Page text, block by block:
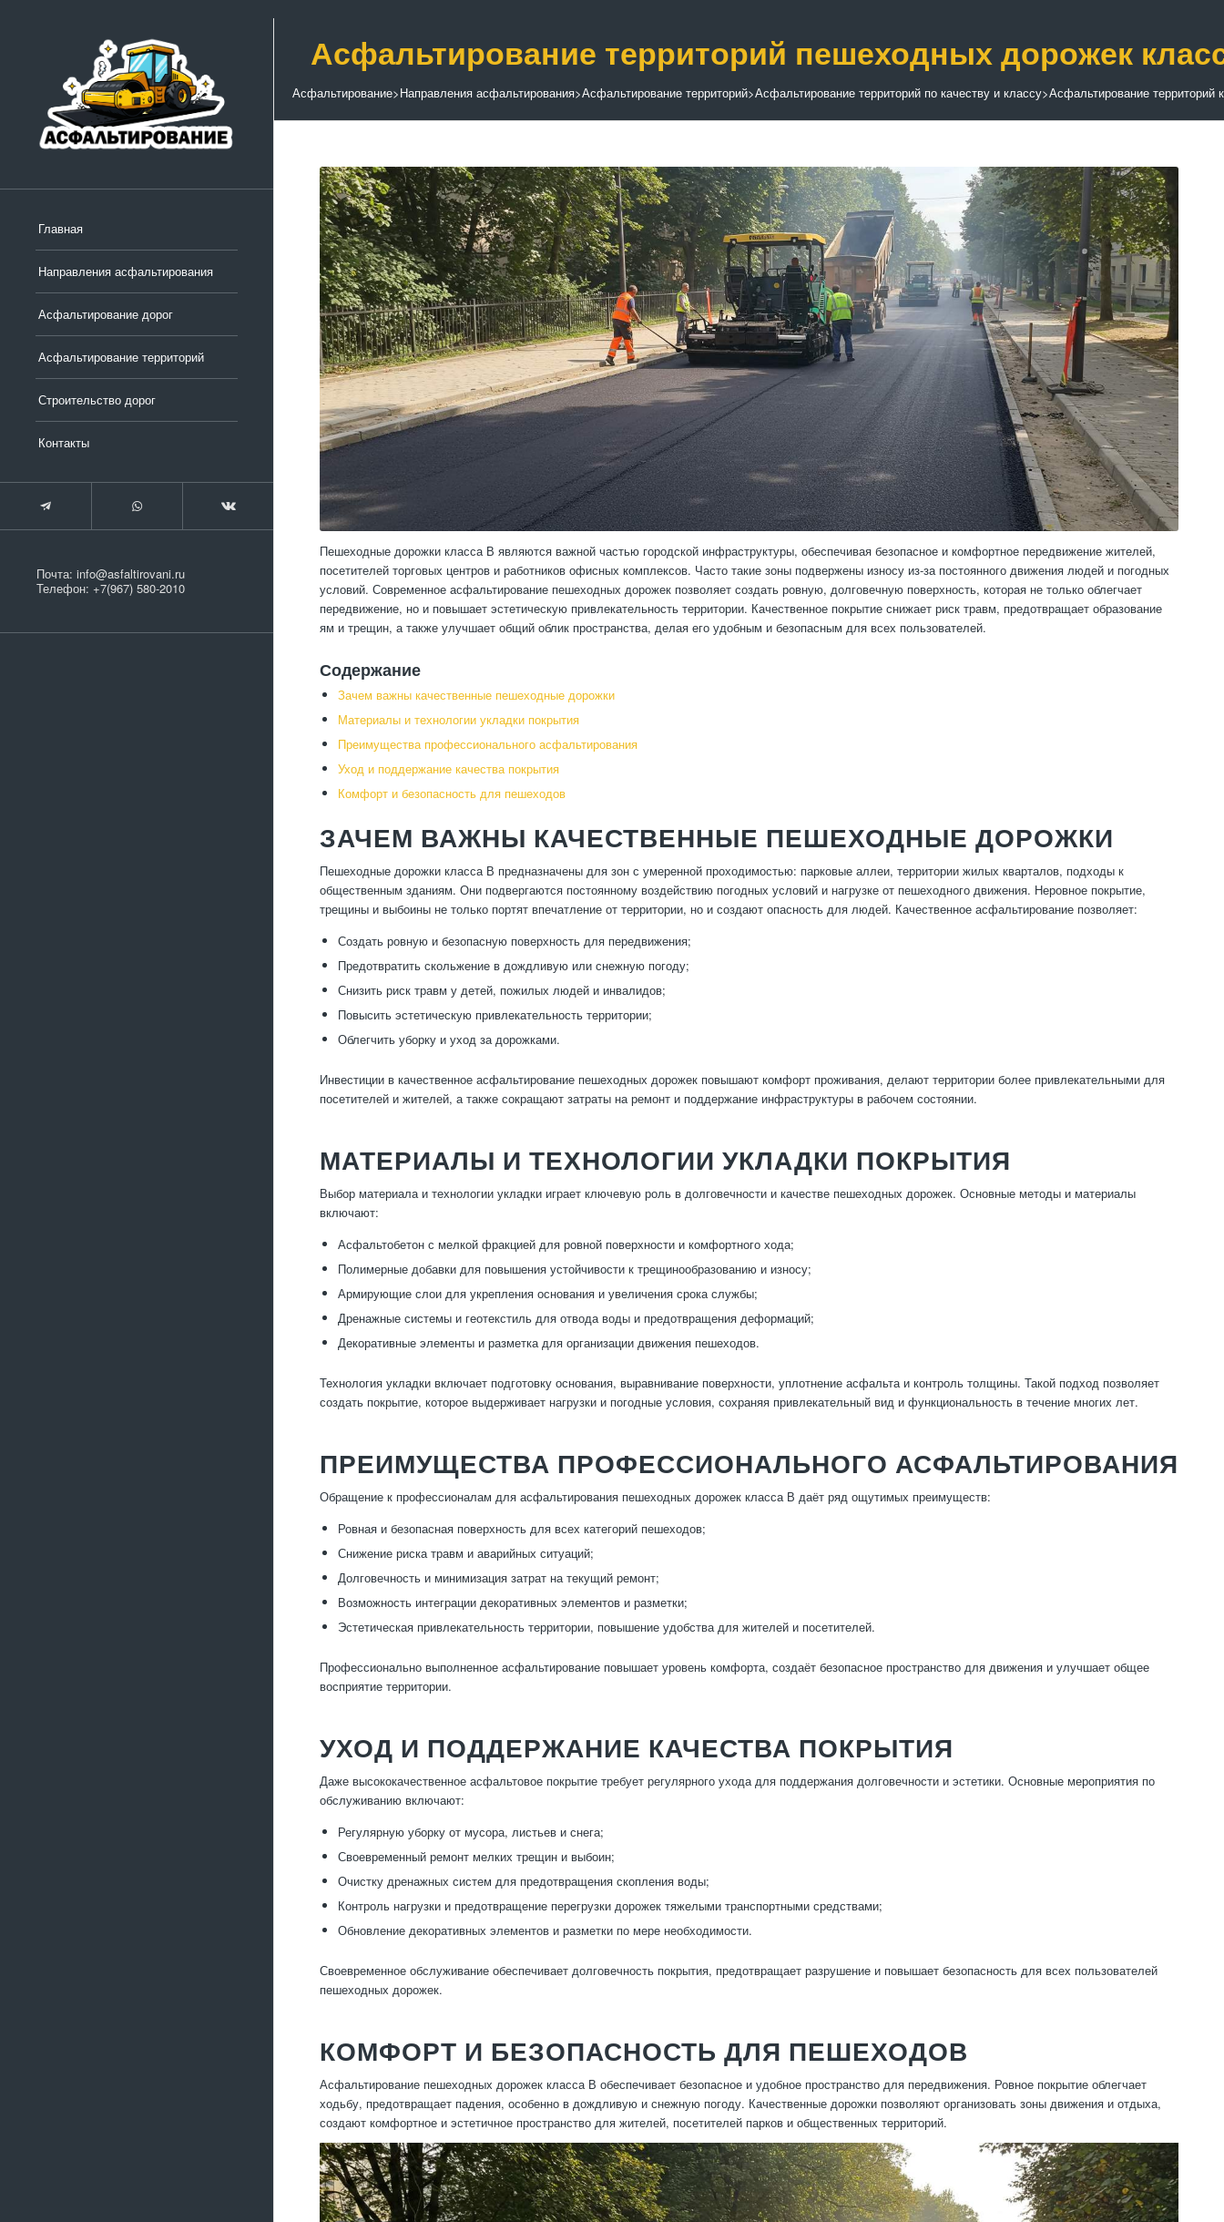
Главная
Направления асфальтирования
Асфальтирование дорог
Асфальтирование территорий
Строительство дорог
Контакты
Почта: info@asfaltirovani.ru
Телефон: +7(967) 580-2010
Асфальтирование территорий пешеходных дорожек
Асфальтирование>Направления асфальтирования>Асфальтирование территорий>Асфальтирование территорий по качеству и классу>Асфальтирование территорий
Пешеходные дорожки класса В являются важной частью городской инфраструктуры, обеспечивая безопасное и комфортное передвижение жителей,
посетителей торговых центров и работников офисных комплексов. Часто такие зоны подвержены износу из-за постоянного движения людей и погодных
условий. Современное асфальтирование пешеходных дорожек позволяет создать ровную, долговечную поверхность, которая не только облегчает
передвижение, но и повышает эстетическую привлекательность территории. Качественное покрытие снижает риск травм, предотвращает образование
ям и трещин, а также улучшает общий облик пространства, делая его удобным и безопасным для всех пользователей.
Содержание
Зачем важны качественные пешеходные дорожки
Материалы и технологии укладки покрытия
Преимущества профессионального асфальтирования
Уход и поддержание качества покрытия
Комфорт и безопасность для пешеходов
ЗАЧЕМ ВАЖНЫ КАЧЕСТВЕННЫЕ ПЕШЕХОДНЫЕ ДОРОЖКИ
Пешеходные дорожки класса В предназначены для зон с умеренной проходимостью: парковые аллеи, территории жилых кварталов, подходы к
общественным зданиям. Они подвергаются постоянному воздействию погодных условий и нагрузке от пешеходного движения. Неровное покрытие,
трещины и выбоины не только портят впечатление от территории, но и создают опасность для людей. Качественное асфальтирование позволяет:
Создать ровную и безопасную поверхность для передвижения;
Предотвратить скольжение в дождливую или снежную погоду;
Снизить риск травм у детей, пожилых людей и инвалидов;
Повысить эстетическую привлекательность территории;
Облегчить уборку и уход за дорожками.
Инвестиции в качественное асфальтирование пешеходных дорожек повышают комфорт проживания, делают территории более привлекательными для
посетителей и жителей, а также сокращают затраты на ремонт и поддержание инфраструктуры в рабочем состоянии.
МАТЕРИАЛЫ И ТЕХНОЛОГИИ УКЛАДКИ ПОКРЫТИЯ
Выбор материала и технологии укладки играет ключевую роль в долговечности и качестве пешеходных дорожек. Основные методы и материалы
включают:
Асфальтобетон с мелкой фракцией для ровной поверхности и комфортного хода;
Полимерные добавки для повышения устойчивости к трещинообразованию и износу;
Армирующие слои для укрепления основания и увеличения срока службы;
Дренажные системы и геотекстиль для отвода воды и предотвращения деформаций;
Декоративные элементы и разметка для организации движения пешеходов.
Технология укладки включает подготовку основания, выравнивание поверхности, уплотнение асфальта и контроль толщины. Такой подход позволяет
создать покрытие, которое выдерживает нагрузки и погодные условия, сохраняя привлекательный вид и функциональность в течение многих лет.
ПРЕИМУЩЕСТВА ПРОФЕССИОНАЛЬНОГО АСФАЛЬТИРОВАНИЯ
Обращение к профессионалам для асфальтирования пешеходных дорожек класса В даёт ряд ощутимых преимуществ:
Ровная и безопасная поверхность для всех категорий пешеходов;
Снижение риска травм и аварийных ситуаций;
Долговечность и минимизация затрат на текущий ремонт;
Возможность интеграции декоративных элементов и разметки;
Эстетическая привлекательность территории, повышение удобства для жителей и посетителей.
Профессионально выполненное асфальтирование повышает уровень комфорта, создаёт безопасное пространство для движения и улучшает общее
восприятие территории.
УХОД И ПОДДЕРЖАНИЕ КАЧЕСТВА ПОКРЫТИЯ
Даже высококачественное асфальтовое покрытие требует регулярного ухода для поддержания долговечности и эстетики. Основные мероприятия по
обслуживанию включают:
Регулярную уборку от мусора, листьев и снега;
Своевременный ремонт мелких трещин и выбоин;
Очистку дренажных систем для предотвращения скопления воды;
Контроль нагрузки и предотвращение перегрузки дорожек тяжелыми транспортными средствами;
Обновление декоративных элементов и разметки по мере необходимости.
Своевременное обслуживание обеспечивает долговечность покрытия, предотвращает разрушение и повышает безопасность для всех пользователей
пешеходных дорожек.
КОМФОРТ И БЕЗОПАСНОСТЬ ДЛЯ ПЕШЕХОДОВ
Асфальтирование пешеходных дорожек класса В обеспечивает безопасное и удобное пространство для передвижения. Ровное покрытие облегчает
ходьбу, предотвращает падения, особенно в дождливую и снежную погоду. Качественные дорожки позволяют организовать зоны движения и отдыха,
создают комфортное и эстетичное пространство для жителей, посетителей парков и общественных территорий.